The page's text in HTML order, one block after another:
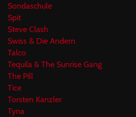
Sondaschule
Spit
Steve Clash
Swiss & Die Andern
Talco
Tequila & The Sunrise Gang
The Pill
Tice
Torsten Kanzler
Tyna